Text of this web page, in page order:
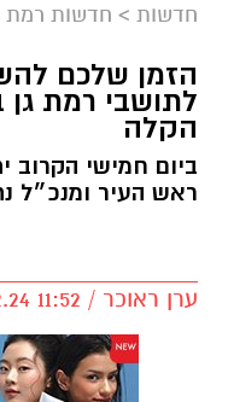
חדשות > חדשות רמת
הזמן שלכם
לתושבי רמת
הקלה
ביום חמישי הקרוב
ראש העיר ומנכ״ל
ערן ראוכר / 11:52 29.12.24